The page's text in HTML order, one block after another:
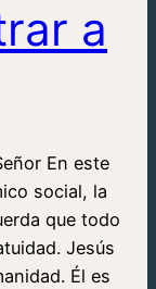
a
En este
social, la
que todo
Jesús
Él es